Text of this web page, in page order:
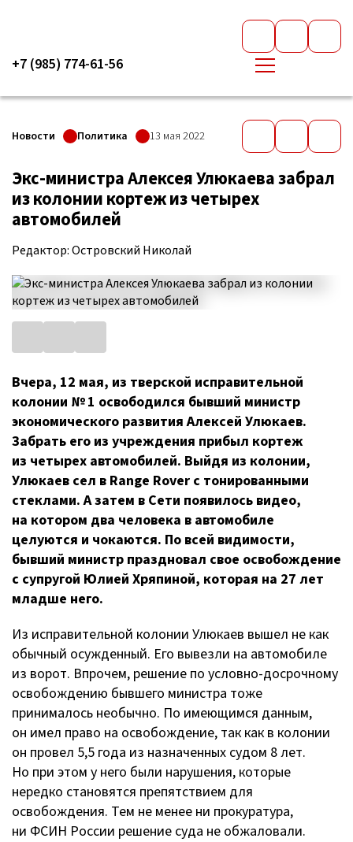
+7 (985) 774-61-56
Новости Политика 13 мая 2022
Экс-министра Алексея Улюкаева забрал
из колонии кортеж из четырех
автомобилей
Редактор: Островский Николай
Вчера, 12 мая, из тверской исправительной
колонии № 1 освободился бывший министр
экономического развития Алексей Улюкаев.
Забрать его из учреждения прибыл кортеж
из четырех автомобилей. Выйдя из колонии,
Улюкаев сел в Range Rover с тонированными
стеклами. А затем в Сети появилось видео,
на котором два человека в автомобиле
целуются и чокаются. По всей видимости,
бывший министр праздновал свое освобождение
с супругой Юлией Хряпиной, которая на 27 лет
младше него.
Из исправительной колонии Улюкаев вышел не как
обычный осужденный. Его вывезли на автомобиле
из ворот. Впрочем, решение по условно-досрочному
освобождению бывшего министра тоже
принималось необычно. По имеющимся данным,
он имел право на освобождение, так как в колонии
он провел 5,5 года из назначенных судом 8 лет.
Но при этом у него были нарушения, которые
нередко становятся препятствием для
освобождения. Тем не менее ни прокуратура,
ни ФСИН России решение суда не обжаловали.